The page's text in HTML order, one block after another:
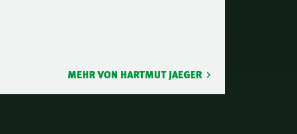
MEHR VON HARTMUT JAEGER